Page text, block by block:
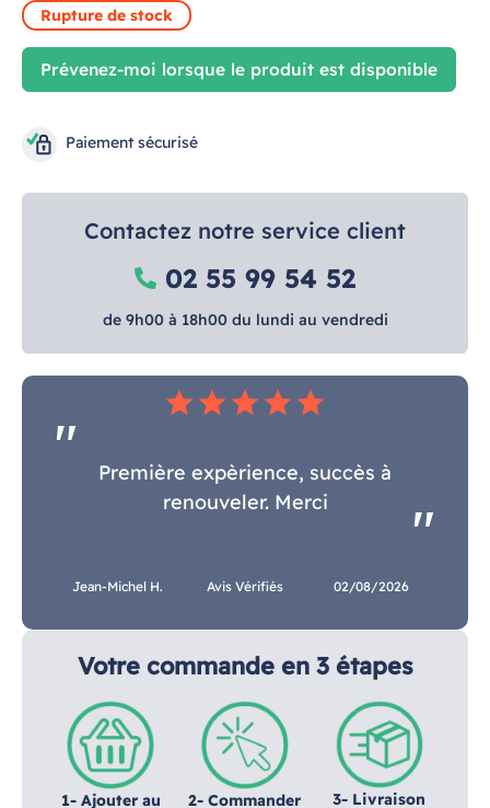
Rupture de stock
Prévenez-moi lorsque le produit est disponible
Paiement sécurisé
Contactez notre service client
02 55 99 54 52
de 9h00 à 18h00 du lundi au vendredi
Votre commande en 3 étapes
1- Ajouter au
2- Commander 3- Livraison
star star star star star
Première expèrience, succès à
renouveler. Merci
Jean-Michel H. Avis Vérifiés 02/08/2026